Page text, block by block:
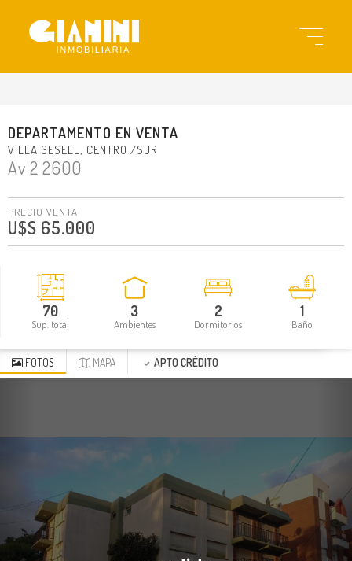
DEPARTAMENTO EN VENTA
VILLA GESELL CENTRO /SUR
Av 2 2600
PRECIO VENTA
U$S 65.000
70
Sup. total
3
Ambientes
2
Dormitorios
1
Baño
FOTOS MAPA APTO CRÉDITO